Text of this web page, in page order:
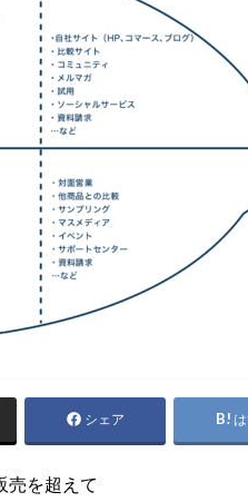
シェア
売を超えて